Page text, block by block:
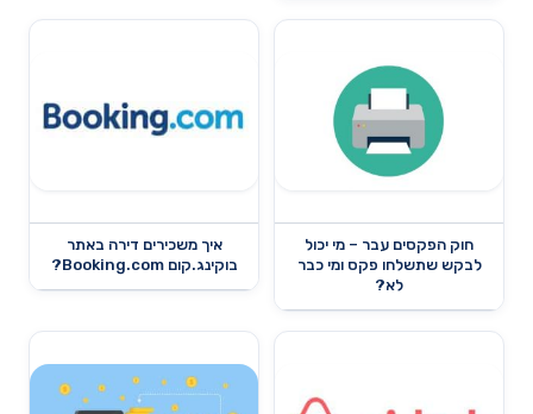
חוק הפקסים עבר – מי יכול
לבקש שתשלחו פקס ומי כבר
לא?
איך משכירים דירה באתר
בוקינג.קום Booking.com?